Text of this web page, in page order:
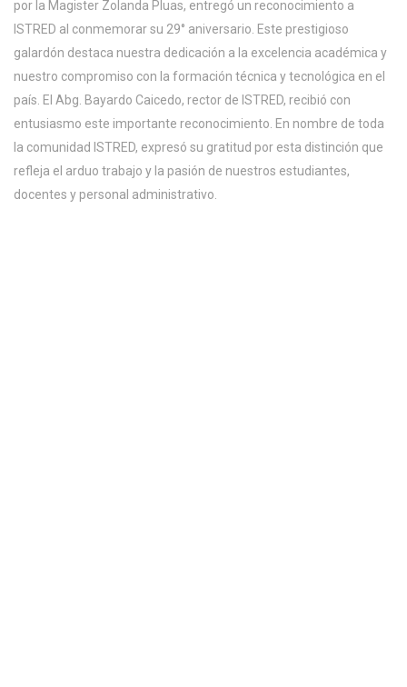
por la Magister Zolanda Pluas, entregó un reconocimiento a
ISTRED al conmemorar su 29° aniversario. Este prestigioso
galardón destaca nuestra dedicación a la excelencia académica y
nuestro compromiso con la formación técnica y tecnológica en el
país. El Abg. Bayardo Caicedo, rector de ISTRED, recibió con
entusiasmo este importante reconocimiento. En nombre de toda
la comunidad ISTRED, expresó su gratitud por esta distinción que
refleja el arduo trabajo y la pasión de nuestros estudiantes,
docentes y personal administrativo.